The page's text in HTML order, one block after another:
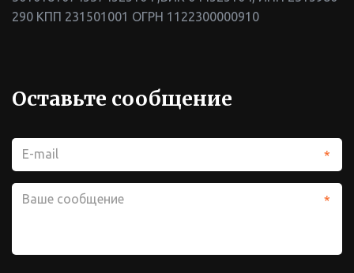
290 КПП 231501001 ОГРН 1122300000910
Оставьте сообщение
*
*